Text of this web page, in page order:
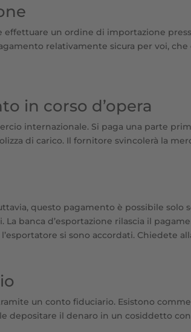
un ordine di importazione
relativamente sicura per voi,
in corso d’opera
internazionale. Si paga una parte
di carico. Il fornitore svincolerà la
questo pagamento è possibile
banca d’esportazione rilascia il
si sono accordati. Chiedete
un conto fiduciario. Esistono
depositare il denaro in un cosiddetto